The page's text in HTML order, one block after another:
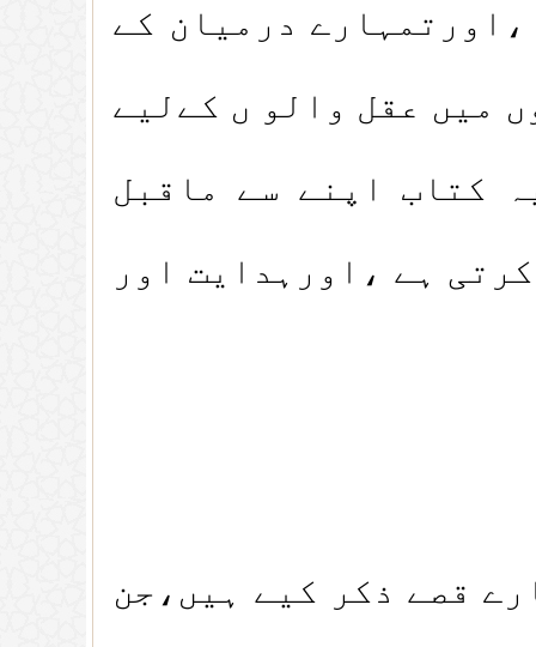
درمیان کے
میں عقل والو ں کےلیے
کتاب اپنے سے ماقبل
ہے ،اورہدایت اور
قصے ذکر کیے ہیں،جن